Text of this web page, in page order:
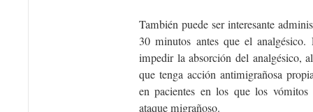
También puede ser interesante
30 minutos antes que el
impedir la absorción del analgésico,
que tenga acción antimigrañosa
en pacientes en los que los
ataque migrañoso.